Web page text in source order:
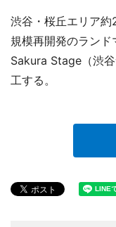
渋谷・桜丘エリア
規模再開発のラン
Sakura Stage（渋
工する。